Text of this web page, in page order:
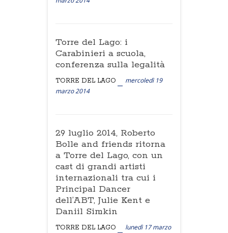
Torre del Lago: i
Carabinieri a scuola,
conferenza sulla legalità
TORRE DEL LAGO
mercoledì 19
marzo 2014
29 luglio 2014, Roberto
Bolle and friends ritorna
a Torre del Lago, con un
cast di grandi artisti
internazionali tra cui i
Principal Dancer
dell’ABT, Julie Kent e
Daniil Simkin
TORRE DEL LAGO
lunedì 17 marzo